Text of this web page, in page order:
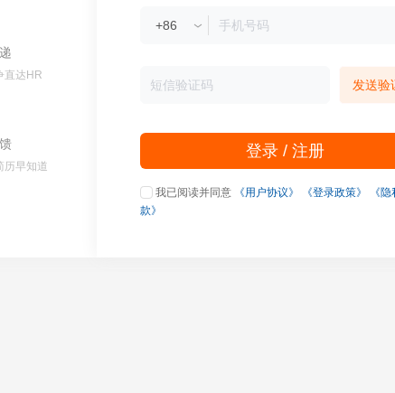
直达HR
历早知道
发送验
登录 / 注册
我已阅读并同意 《用户协议》 《登录政策》
《
款》